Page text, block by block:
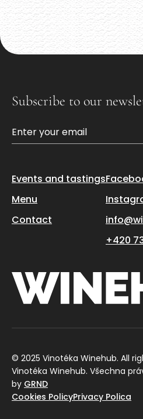
Akce již
Subscribe to our
Events and tastings
Menu
Contact
+420
© 2025 Vinotéka Winehub. All
Vinotéka Winehub. Všechna
by GRND
Cookies PolicyPrivacy Polica